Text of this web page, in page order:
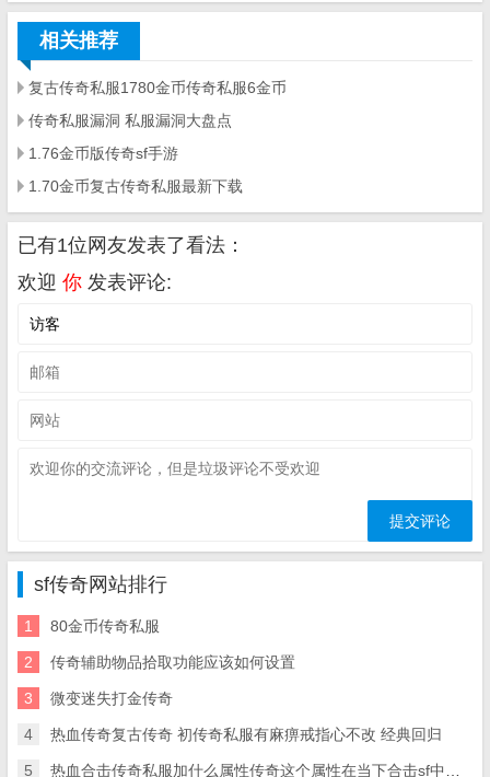
相关推荐
复古传奇私服1780金币传奇私服6金币
传奇私服漏洞 私服漏洞大盘点
1.76金币版传奇sf手游
1.70金币复古传奇私服最新下载
已有1位网友发表了看法：
欢迎 你 发表评论:
sf传奇网站排行
1 80金币传奇私服
2 传奇辅助物品拾取功能应该如何设置
3 微变迷失打金传奇
4 热血传奇复古传奇 初传奇私服有麻痹戒指心不改 经典回归
5 热血合击传奇私服加什么属性传奇这个属性在当下合击sf中大放光彩